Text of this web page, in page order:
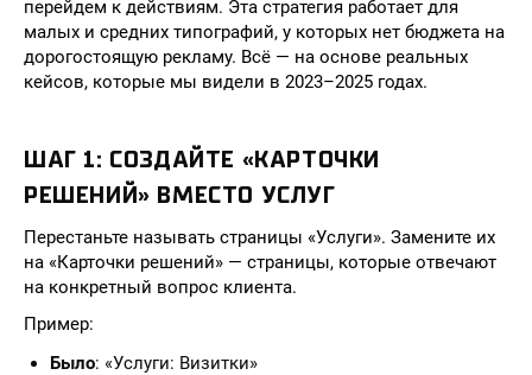
перейдем к действиям. Эта стратегия работает для
малых и средних типографий, у которых нет бюджета на
дорогостоящую рекламу. Всё — на основе реальных
кейсов, которые мы видели в 2023–2025 годах.
ШАГ 1: СОЗДАЙТЕ «КАРТОЧКИ
РЕШЕНИЙ» ВМЕСТО УСЛУГ
Перестаньте называть страницы «Услуги». Замените их
на «Карточки решений» — страницы, которые отвечают
на конкретный вопрос клиента.
Пример:
Было: «Услуги: Визитки»